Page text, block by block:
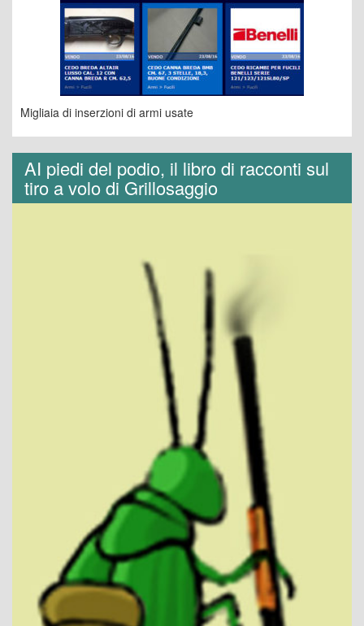
Migliaia di inserzioni di armi usate
AI piedi del podio, il libro di racconti sul
tiro a volo di Grillosaggio